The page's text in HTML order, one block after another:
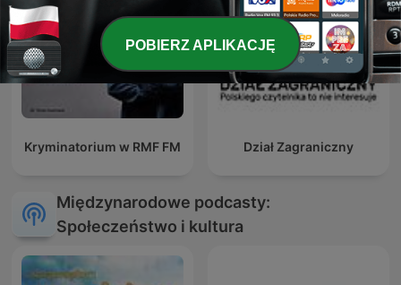
Kryminatorium w RMF FM Dział Zagraniczny
Międzynarodowe podcasty:
Społeczeństwo i kultura
POBIERZ APLIKACJĘ